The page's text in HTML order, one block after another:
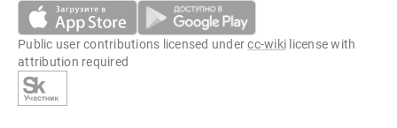
Public user contributions licensed undercc-wiki license with
attribution required